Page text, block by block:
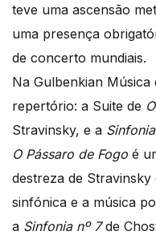
teve uma ascensão
uma presença
de concerto mundiais.
Na Gulbenkian Música
repertório: a Suite de
Stravinsky, e a
O Pássaro de Fogo é
destreza de
sinfónica e a música
a Sinfonia nº 7de